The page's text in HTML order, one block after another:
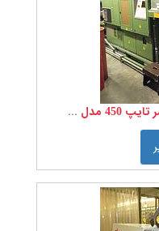
10 ست ریسندگی رینگ زینسر تایپ 450 مدل 1997